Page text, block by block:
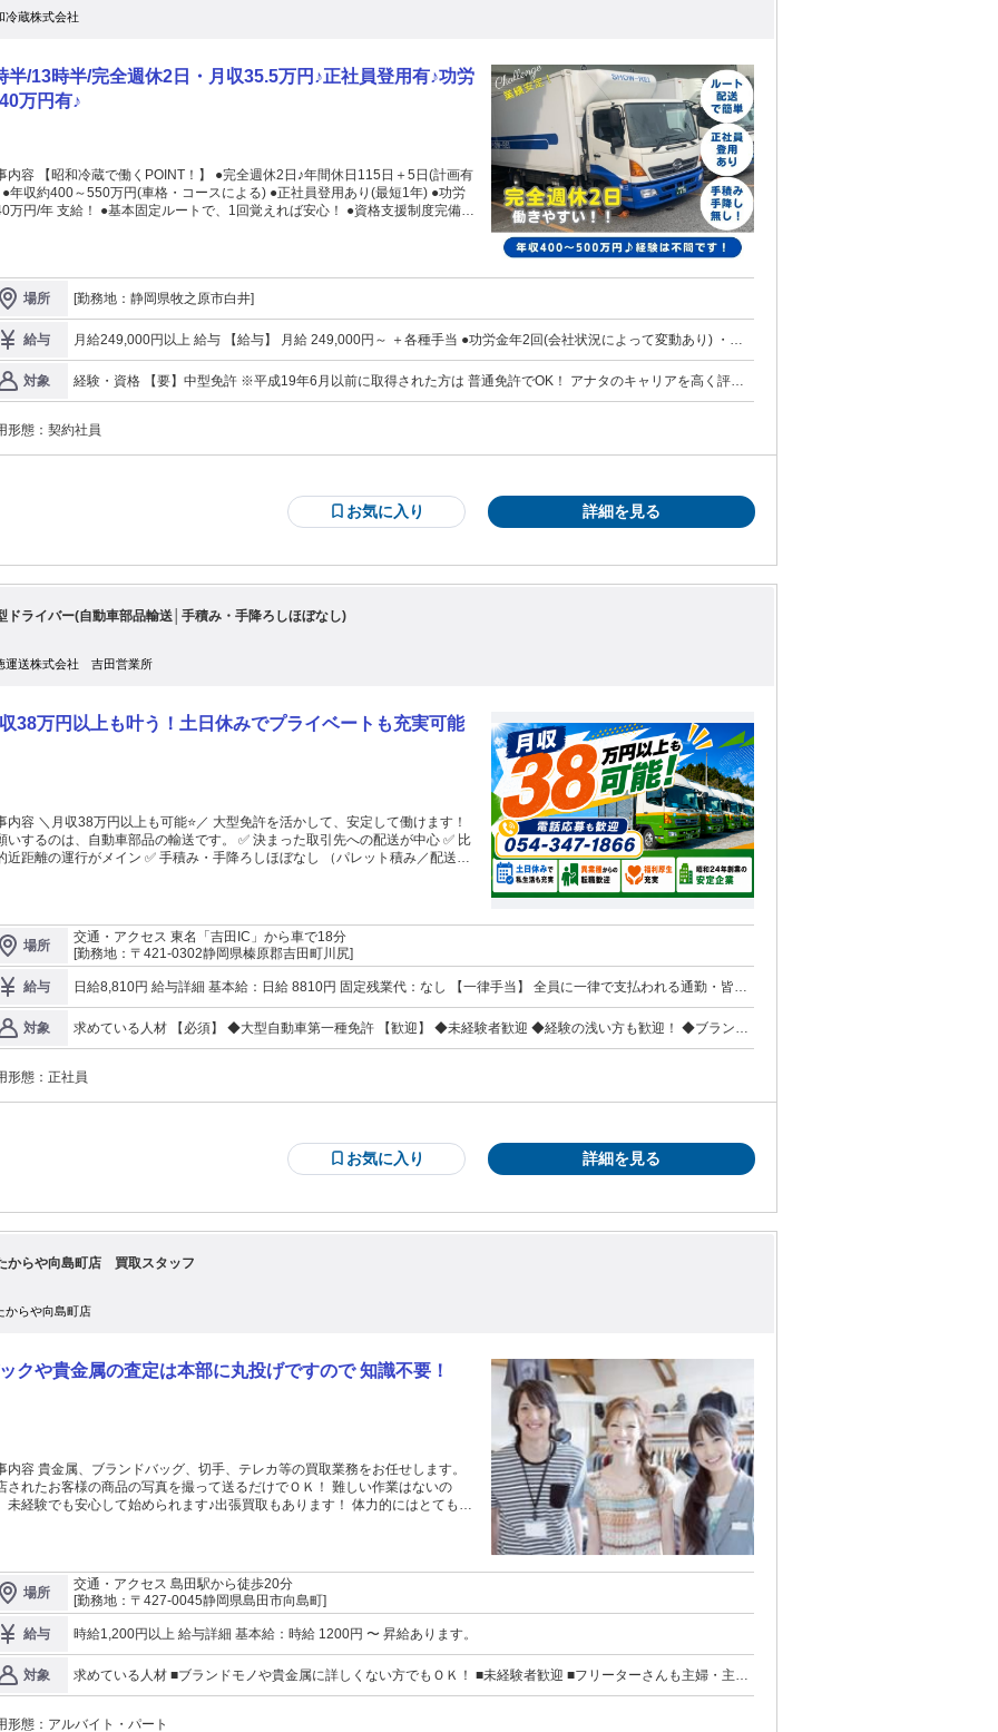
せします。 ★トラックの車両について★ 7トンのウィング車両です。 ～～う
の集荷先などについて～～ 7tトラックでうずらの集荷を行います。 出発はカ
￣ 愛知県豊橋市のうずら農家です。 ★集荷業務は週3日ほどです。 ★日によ
荷先が異なります。 ★近距離運行のため安心です。 《他の日の業務や仕事
は》 ￣￣￣￣￣￣￣￣￣￣￣￣￣￣ 倉庫の管理作業となります！ 工場内に
￣￣￣ ✅大型免許や大型
ックの運転経験 ✅フォークリフトの免許や操作経験 ✅倉庫での商品管理など
✅運送会社（運送業）の経験 を活かせます。 《求める方は》 ￣￣￣￣￣￣
ポイントなどについても 先輩スタッフが丁寧に教えますし、 フォローもある
環境なのでご安心を！ 大型運転手として長期安定で 働きたい方を応援しま
スタッフさんの声をご紹介！ ／
＝＝＝＝＝＝＝＝＝＝＝＝＝＝＝ ”自分のペースで働ける”ということが こ
事の良いところだなと感じています！ うずらの集荷は決まったところに 取り
くだけですので、 集荷先やルートを覚えてしまえば 後は自分でペースを調整
ら 仕事を進めていけます。 配送先がコロコロ変わって 不安になりながら運
…、 ということはないので安心感がありますね。 少人数の職場で、 人間関
この安定性と居心地の良さが 続けやすいポイントなのかなと思います！ ま
うずらの積み下ろしなどは リフトでのパレット作業ですので 体に負荷がかか
＝＝＝ ＼ こだわりの国産うずらが自慢！ ／ 株式会社カネセイ食品についての
は味と品質の両面でお客様に 喜んでいただけるような製品を お届けすること
のうずらの卵を 水煮・うずら天・串フライなど 様々な商品に加工していま
練り製品・缶詰の 専門工場として第2工場を新設！ これまで培ったノウハウ
冷蔵株式会社
半/13時半/完全週休2日・月収35.5万円♪正社員登用有♪功労
万円有♪
【昭和冷蔵で働くPOINT！】 ●完全週休2日♪年間休日115日＋5日(計画有
！ ●基本固定ルートで、1回覚えれば安心！ ●資格支援制度完備！
5％ずつベースアップしており、 無理なく長く続けていただける仕組みづくり
れています！ ＿＿＿＿＿＿＿＿＿＿＿＿＿＿＿＿＿＿＿＿ 【収入と働き
ンスが取れた働き方♪】 中型トラック(4t)にて、 食品のルート配送をお願
送先は、大手スーパーさんです。 県内を中心とした地場配送なの
し！ 基本固定ルートでの配送なので、一度覚えてしまえばあとはラ
スグに慣れます◎ 【積み下ろしについて】 荷物はカート台車やコロ台車
します！ 【トラックについて】 全車ドライブレコーダー、バックモニ
、車両保険が付いています。 もしもの時もドライバーさんを守れるような仕
・＊。・＊。・＊。・＊ 【希望があれば1年前後で正社員
績があるので、ご安心ください。 【ご家族も安心して応援してくれます
に疲れた方、 当社ならワークライフバランス を大切にしながら働けます！
場所 [勤務地：静岡県牧之原市白井]
給与
月給249,000円以上 給与 【給与】 月給 249,000円～ ＋各種手当 ●功労金年2回(会社状況によって変動あり) ・夏
●無事故手当(22,000円/月) ●家族手当 ・配偶者あり(10,000円/月) ・子供1人(5,000円/月) ・子供2人目以降(2,000
円/月) ●住宅手当 ・世帯主 配偶者 子あり(10,000円/月) ・上記以外(5,000円/月) ●残業手当 ●深夜手当 ●通勤手当 ド
ライバーさんの頑張りはしっかりと還元致します！ 前職より収入が増えたというドライバーさんも多数います♪
※見習期間あり/3ヶ月 時給1,345円+残業代(会社規定) 【支払いについて】 毎月月末締め・翌月20日振り込み
対象
経験・資格 【要】中型免許 ※平成19年6月以前に取得された方は 普通免許でOK！ アナタのキャリアを高く評価
形態： 契約社員
お気に入り 詳細を見る
ドライバー(自動車部品輸送│手積み・手降ろしほぼなし)
運送株式会社 吉田営業所
38万円以上も叶う！土日休みでプライベートも充実可能
内容 ＼月収38万円以上も可能⭐／ 大型免許を活かして、安定して働けます！
るのは、自動車部品の輸送です。 ✅ 決まった取引先への配送が中心 ✅ 比
近距離の運行がメイン ✅ 手積み・手降ろしほぼなし （パレット積み／配送先
心して長く働けるよう 手厚い福利厚生をご用意して
【丸徳運送株式会社につい
社です。 現在は従業員
名（派遣社員除く）が 在籍し、グループ会社も展開。 大手企業をはじめ、多
お客様との 安定した取引を継続しています。 また、「グリーン経営認証」
マーク（安全性優良事業所認定）」を 取得し、安全管理やコンプライアンスに
れています。 長年積み重ねてきた信頼と 安定した仕事量があるからこ
心して 長く働ける環境づくりを大切にしています。 「腰を据えて働きた
「将来も安心できる会社を選びたい」 そんな方にも、 自信を持っておすすめ
転手等）など 異業種からの転職も大歓迎！ 基本土日休み＋長期休暇あり
【夏季休業のお知らせ】 誠に勝手ながら、
募は 休業期間中も受け付けておりますが 期間中にいただいたご応募及び お問
わせにつきましては、 8月17日（月）より順次対応 させていただきます。 ご
場所
交通・アクセス 東名「吉田IC」から車で18分
[勤務地：〒421-0302静岡県榛原郡吉田町川尻]
給与
日給8,810円 給与詳細 基本給：日給 8810円 固定残業代：なし 【一律手当】 全員に一律で支払われる通勤・皆
む ◆交通費規定支給（1万350円/月） ※会社規定による
対象
求めている人材 【必須】 ◆大型自動車第一種免許 【歓迎】 ◆未経験者歓迎 ◆経験の浅い方も歓迎！ ◆ブランク
形態： 正社員
お気に入り 詳細を見る
からや向島町店 買取スタッフ
からや向島町店
クや貴金属の査定は本部に丸投げですので 知識不要！
内容 貴金属、ブランドバッグ、切手、テレカ等の買取業務をお任せします。
されたお客様の商品の写真を撮って送るだけでＯＫ！ 難しい作業はないの
未経験でも安心して始められます♪出張買取もあります！ 体力的にはとても楽
場所
交通・アクセス 島田駅から徒歩20分
[勤務地：〒427-0045静岡県島田市向島町]
給与 時給1,200円以上 給与詳細 基本給：時給 1200円 〜 昇給あります。
対象
求めている人材 ■ブランドモノや貴金属に詳しくない方でもＯＫ！ ■未経験者歓迎 ■フリーターさんも主婦・主夫
だき、 採用者が決まり次第募集を終了させていただく場合がございます。 お早めの応募をよろしくお願いいたし
形態： アルバイト・パート